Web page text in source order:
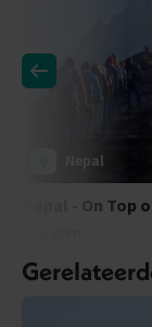
Nepal
Nepal - On Top